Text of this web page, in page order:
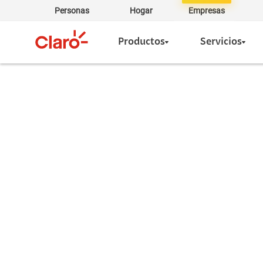
Personas Hogar Empresas
Productos Servicios